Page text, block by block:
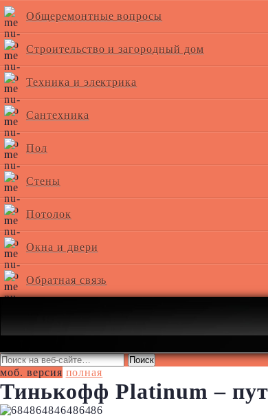
Общеремонтные вопросы
Строительство и загородный дом
Техника и электрика
Сантехника
Пол
Стены
Потолок
Окна и двери
Обратная связь
моб. версия полная
Тинькофф Platinum –